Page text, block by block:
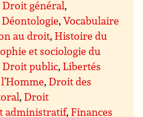
Droit général,
Déontologie,Vocabulaire
au droit,Histoire du
et sociologie du
Droit public,Libertés
,Droit des
,Droit
administratif,Finances